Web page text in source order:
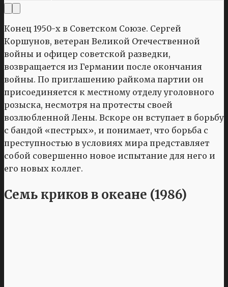
Конец 1950-х в Советском Союзе. Сергей
Коршунов, ветеран Великой Отечественной
войны и офицер советской разведки,
возвращается из Германии после окончания
войны. По приглашению райкома партии он
присоединяется к местному отделу уголовного
розыска, несмотря на протесты своей
возлюбленной Лены. Вскоре он вступает в борьбу
с бандой «пестрых», и понимает, что борьба с
преступностью в условиях мира представляет
собой совершенно новое испытание для него и
его новых коллег.
Семь криков в океане (1986)